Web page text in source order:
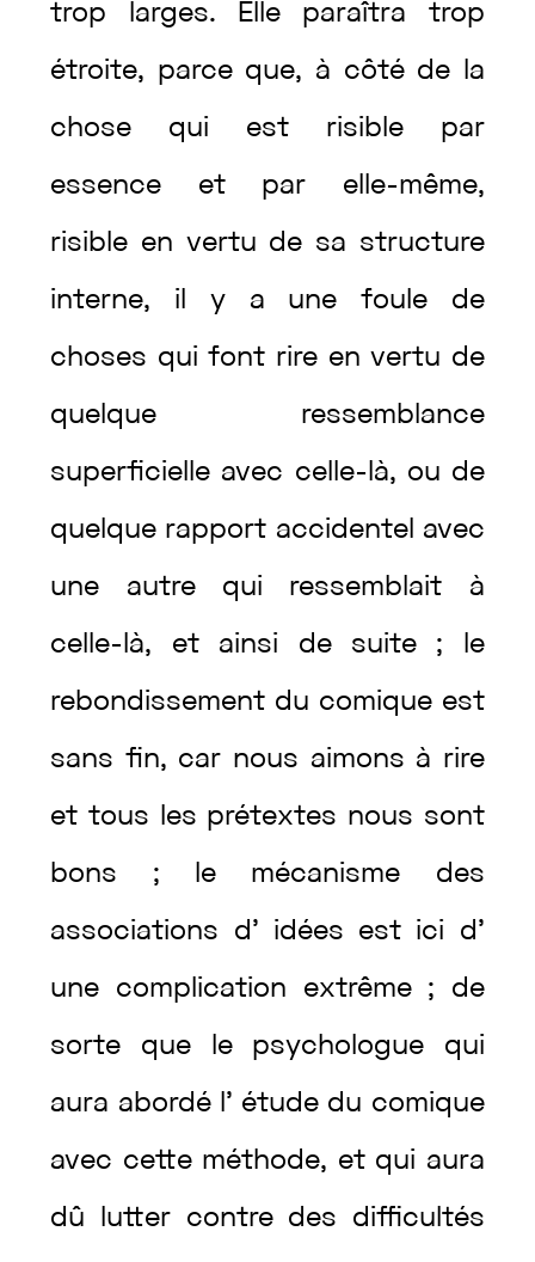
trop larges. Elle paraîtra trop
étroite, parce que, à côté de la
chose qui est risible par
essence et par elle-même,
risible en vertu de sa structure
interne, il y a une foule de
choses quifont rire envertu de
quelque ressemblance
superficielle avec celle-là, ou de
quelque rapport accidentel avec
une autre qui ressemblait à
celle-là, et ainsi de suite ; le
rebondissement du comique est
sans fin, car nous aimons à rire
ettous les prétextes nous sont
bons ; le mécanisme des
associations d’ idées est ici d’
une complication extrême ; de
sorte que le psychologue qui
aura abordé l’ étude du comique
avec cette méthode, et qui aura
dû lutter contre des difficultés